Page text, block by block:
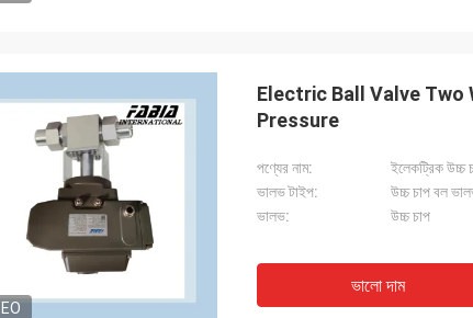
Electric Ball Valve Two Way Butt Welding Ball Valve 1 2" 3/4" High
Pressure
পণ্যের নাম:
ইলেকট্রিক
ভালভ টাইপ:
উচ্চ চাপ বল
ভালভ:
উচ্চ চাপ
ভালো দাম